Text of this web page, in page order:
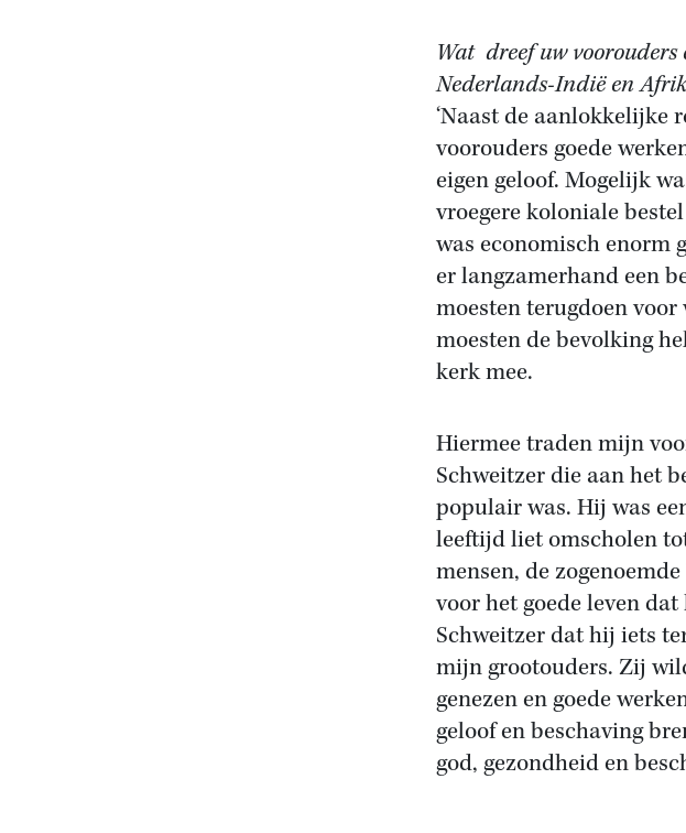
Wat dreef uw
Nederlands-Indië en
‘Naast de
voorouders goede
eigen geloof. Mogelijk
vroegere koloniale
was economisch enorm
er langzamerhand een
moesten terugdoen
moesten de bevolking
kerk mee.
Hiermee traden mijn
Schweitzer die aan het
populair was. Hij was
leeftijd liet omscholen
mensen, de
voor het goede leven
Schweitzer dat hij iets
mijn grootouders. Zij
genezen en goede
geloof en beschaving
god, gezondheid en